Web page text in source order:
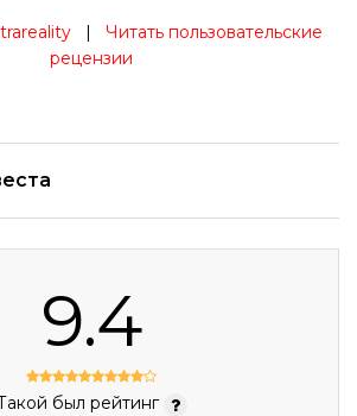
Читать пользовательские
рецензии
9.4
был рейтинг